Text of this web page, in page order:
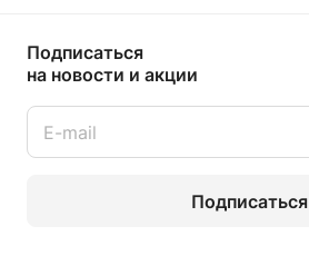
Подписаться
на новости и акции
Подписаться